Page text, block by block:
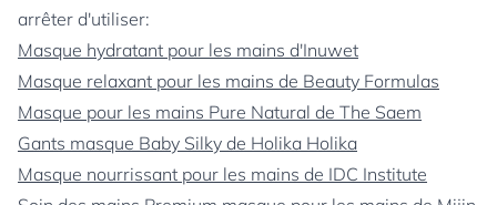
arrêter d'utiliser:
Masque hydratant pour les mains d'Inuwet
Masque relaxant pour les mains de Beauty Formulas
Masque pour les mains Pure Natural de The Saem
Gants masque Baby Silky de Holika Holika
Masque nourrissant pour les mains de IDC Institute